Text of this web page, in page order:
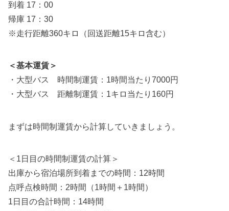
到着 17：00
帰庫 17：30
※走行距離360キロ（回送距離15キロ含む）
＜基本運賃＞
・大型バス 時間制運賃：1時間当たり7000円
・大型バス 距離制運賃：1キロ当たり160円
まずは時間制運賃から計算していきましょう。
＜1日目の時間制運賃の計算＞
出庫から宿泊場所到着までの時間：12時間
点呼点検時間：2時間（1時間＋1時間）
1日目の合計時間：14時間